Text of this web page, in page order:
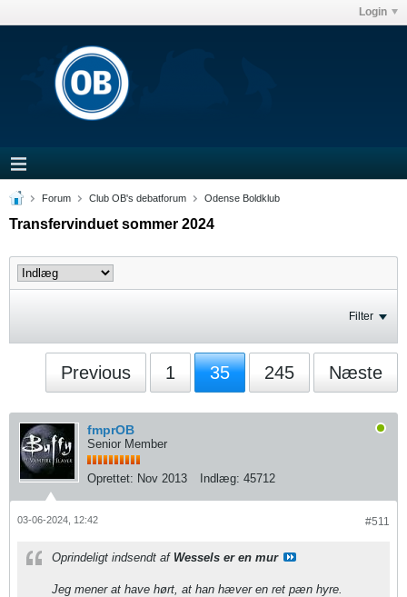
Login
Forum Club OB's debatforum Odense Boldklub
Transfervinduet sommer 2024
Filter
Previous 1 35 245 Næste
fmprOB
Senior Member
Oprettet: Nov 2013 Indlæg: 45712
#511
03-06-2024, 12:42
Oprindeligt indsendt af Wessels er en mur
Jeg mener at have hørt, at han hæver en ret pæn hyre.